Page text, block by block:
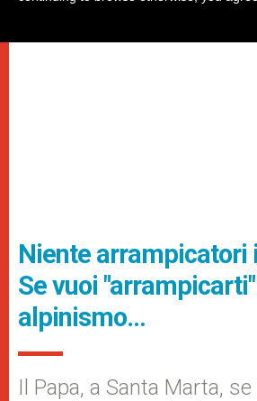
Niente arrampicatori
Se vuoi
alpinismo…
Il Papa, a Santa Marta,